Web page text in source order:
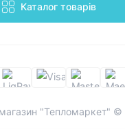
Каталог товарів
"Тепломаркет" ©